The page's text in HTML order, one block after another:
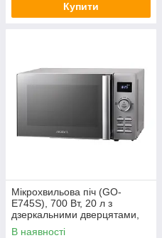
Купити
Мікрохвильова піч (GO-
E745S), 700 Вт, 20 л з
дзеркальними дверцятами,
срібляста, Ardesto, Арт.55193
В наявності